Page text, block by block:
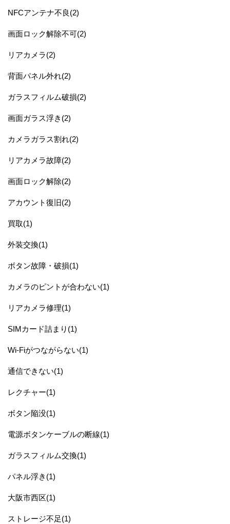
NFCアンテナ不良(2)
画面ロック解除不可(2)
リアカメラ(2)
背面パネル外れ(2)
ガラスフィルム破損(2)
画面ガラス浮き(2)
カメラガラス割れ(2)
リアカメラ故障(2)
画面ロック解除(2)
アカウント復旧(2)
買取(1)
外装交換(1)
ボタン故障・破損(1)
カメラのピントが合わない(1)
リアカメラ修理(1)
SIMカード詰まり(1)
Wi-Fiがつながらない(1)
通信できない(1)
レクチャー(1)
ボタン陥没(1)
電源ボタンケーブルの断線(1)
ガラスフィルム交換(1)
パネル浮き(1)
大阪市西区(1)
ストレージ不足(1)